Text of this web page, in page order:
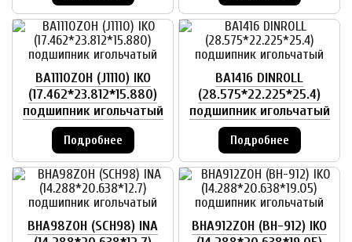
BA1110ZOH (J1110) IKO
(17.462*23.812*15.880)
подшипник игольчатый
Подробнее
BA1416 DINROLL
(28.575*22.225*25.4)
подшипник игольчатый
Подробнее
BHA98ZOH (SCH98) INA
BHA912ZOH (BH-912) IKO